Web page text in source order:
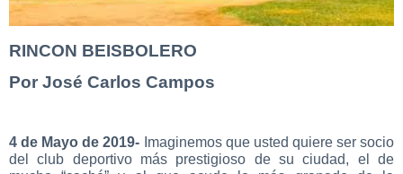
RINCON BEISBOLERO
Por José Carlos Campos
4 de Mayo de 2019- Imaginemos que usted quiere ser socio
del club deportivo más prestigioso de su ciudad, el de